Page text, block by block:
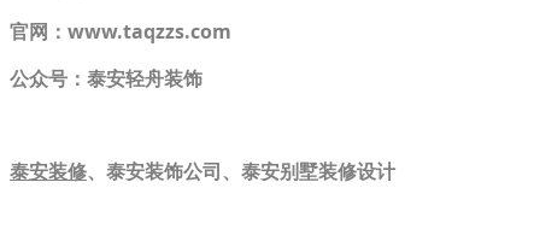
官网：www.taqzzs.com
公众号：泰安轻舟装饰
泰安装修、泰安装饰公司、泰安别墅装修设计